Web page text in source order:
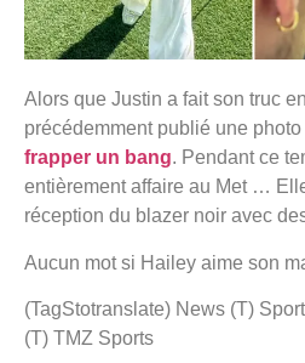
Alors que Justin a fait son truc
précédemment publié une
frapper un bang. Pendant ce
entièrement affaire au Met …
réception du blazer noir avec
Aucun mot si Hailey aime son
(TagStotranslate) News (T)
(T) TMZ Sports